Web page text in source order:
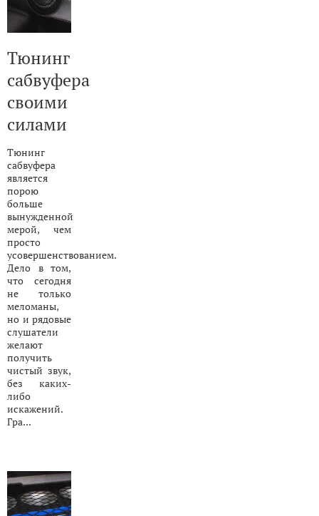
Тюнинг
сабвуфера
своими
силами
Тюнинг
сабвуфера
является
порою
больше
вынужденной
мерой, чем
просто
усовершенствованием.
Дело в том,
что сегодня
не только
меломаны,
но и рядовые
слушатели
желают
получить
чистый звук,
без каких-
либо
искажений.
Гра...